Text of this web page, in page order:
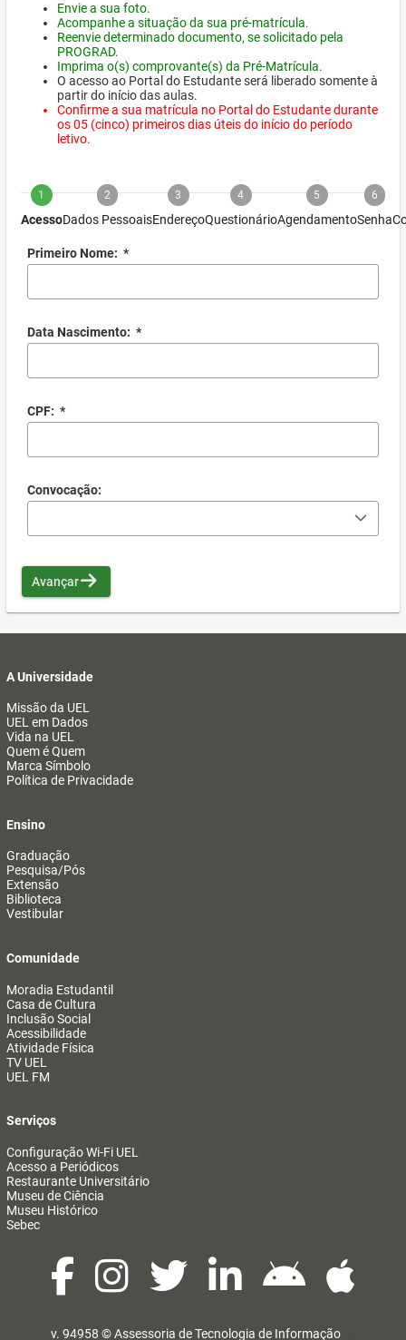
Envie a sua foto.
Acompanhe a situação da sua pré-matrícula.
Reenvie determinado documento, se solicitado pela
PROGRAD.
Imprima o(s) comprovante(s) da Pré-Matrícula.
O acesso ao Portal do Estudante será liberado somente à
partir do início das aulas.
Confirme a sua matrícula no Portal do Estudante durante
os 05 (cinco) primeiros dias úteis do início do período
letivo.
1
Acesso
2
Dados Pessoais
3
Endereço
4
Questionário
5
Agendamento
6
Senha
Primeiro Nome: *
Data Nascimento: *
CPF: *
Convocação:
Avançar
A Universidade
Missão da UEL
UEL em Dados
Vida na UEL
Quem é Quem
Marca Símbolo
Política de Privacidade
Ensino
Graduação
Pesquisa/Pós
Extensão
Biblioteca
Vestibular
Comunidade
Moradia Estudantil
Casa de Cultura
Inclusão Social
Acessibilidade
Atividade Física
TV UEL
UEL FM
Serviços
Configuração Wi-Fi UEL
Acesso a Periódicos
Restaurante Universitário
Museu de Ciência
Museu Histórico
Sebec
v. 94958 ©Assessoria de Tecnologia de Informação